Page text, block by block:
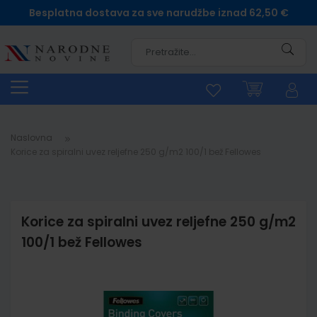
Besplatna dostava za sve narudžbe iznad 62,50 €
Naslovna
Korice za spiralni uvez reljefne 250 g/m2
100/1 bež Fellowes